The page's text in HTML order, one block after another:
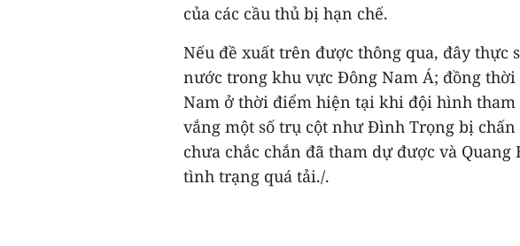
của các cầu thủ bị hạn chế.
Nếu đề xuất trên được thông qua, đây thực
nước trong khu vực Đông Nam Á; đồng
Nam ở thời điểm hiện tại khi đội hình tham
vắng một số trụ cột như Đình Trọng bị
chưa chắc chắn đã tham dự được và
tình trạng quá tải./.